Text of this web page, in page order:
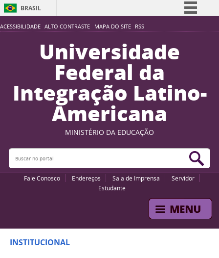
ACESSIBILIDADE ALTO CONTRASTE MAPA DO SITE RSS
BRASIL
Simplifique!
Participe
Acesso à informação
Legislação
Canais
Universidade
Federal da
Integração Latino-
Americana
MINISTÉRIO DA EDUCAÇÃO
Buscar no portal
Fale Conosco Endereços Sala de Imprensa
Servidor
Estudante
INSTITUCIONAL